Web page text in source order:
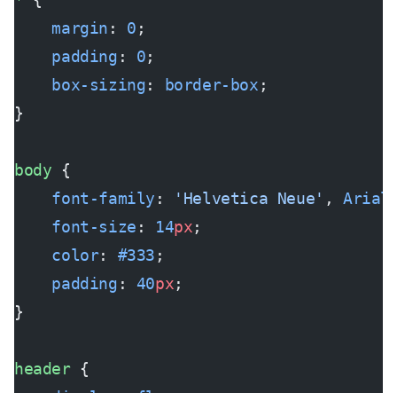
    margin
: 0 ;
    padding
: 0;
    box-sizing
: border-box ;
}
body {
    font-family
: 'Helvetica Neue' , Arial
    font-size
: 14px;
    color
: #333 ;
    padding
: 40px;
}
header {